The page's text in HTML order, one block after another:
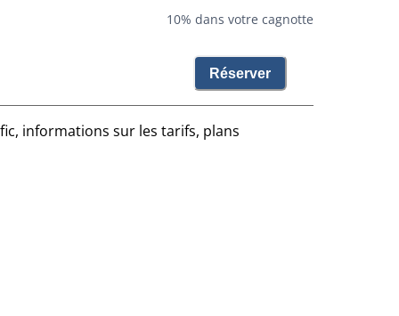
10% dans votre cagnotte
Réserver
informations sur les tarifs, plans